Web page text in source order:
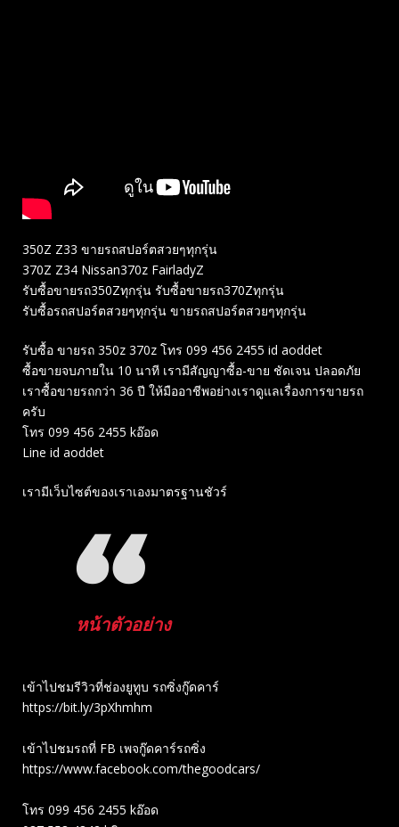
350Z Z33 ขายรถสปอร์ตสวยๆทุกรุ่น
370Z Z34 Nissan370z FairladyZ
รับซื้อขายรถ350Zทุกรุ่น รับซื้อขายรถ370Zทุกรุ่น
รับซื้อรถสปอร์ตสวยๆทุกรุ่น ขายรถสปอร์ตสวยๆทุกรุ่น
รับซื้อ ขายรถ 350z 370z โทร 099 456 2455 id aoddet
ซื้อขายจบภายใน 10 นาที เรามีสัญญาซื้อ-ขาย ชัดเจน ปลอดภัย
เราซื้อขายรถกว่า 36 ปี ให้มืออาชีพอย่างเราดูแลเรื่องการขายรถ
ครับ
โทร 099 456 2455 kอ๊อด
Line id aoddet
เรามีเว็บไซต์ของเราเองมาตรฐานชัวร์
หน้าตัวอย่าง
เข้าไปชมรีวิวที่ช่องยู​ทูบ​ รถซิ่งกู๊ดคาร์
https://bit.ly/3pXhmhm​
เข้าไปชมรถที่ FB เพจกู๊ดคาร์รถซิ่ง
https://www.facebook.com/thegoodcars/
โทร 099 456 2455 kอ๊อด